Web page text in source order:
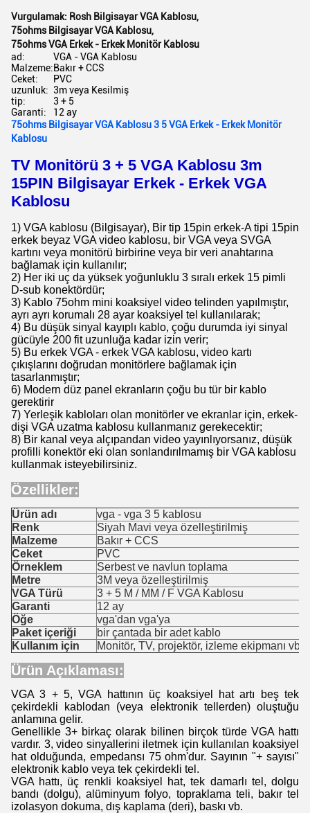
Vurgulamak: Rosh Bilgisayar VGA Kablosu,
75ohms Bilgisayar VGA Kablosu,
75ohms VGA Erkek - Erkek Monitör Kablosu
ad:
VGA - VGA Kablosu
Malzeme:Bakır + CCS
Ceket:
PVC
uzunluk: 3m veya Kesilmiş
tip:
3 + 5
Garanti:
12 ay
75ohms Bilgisayar VGA Kablosu 3 5 VGA Erkek - Erkek Monitör
Kablosu
TV Monitörü 3 + 5 VGA Kablosu 3m
15PIN Bilgisayar Erkek - Erkek VGA
Kablosu
1) VGA kablosu (Bilgisayar), Bir tip 15pin erkek-A tipi 15pin
erkek beyaz VGA video kablosu, bir VGA veya SVGA
kartını veya monitörü birbirine veya bir veri anahtarına
bağlamak için kullanılır;
2) Her iki uç da yüksek yoğunluklu 3 sıralı erkek 15 pimli
D-sub konektördür;
3) Kablo 75ohm mini koaksiyel video telinden yapılmıştır,
ayrı ayrı korumalı 28 ayar koaksiyel tel kullanılarak;
4) Bu düşük sinyal kayıplı kablo, çoğu durumda iyi sinyal
gücüyle 200 fit uzunluğa kadar izin verir;
5) Bu erkek VGA - erkek VGA kablosu, video kartı
çıkışlarını doğrudan monitörlere bağlamak için
tasarlanmıştır;
6) Modern düz panel ekranların çoğu bu tür bir kablo
gerektirir
7) Yerleşik kabloları olan monitörler ve ekranlar için, erkek-
dişi VGA uzatma kablosu kullanmanız gerekecektir;
8) Bir kanal veya alçıpandan video yayınlıyorsanız, düşük
profilli konektör eki olan sonlandırılmamış bir VGA kablosu
kullanmak isteyebilirsiniz.
Özellikler:
Ürün adı
vga - vga 3 5 kablosu
Renk
Siyah Mavi veya özelleştirilmiş
Malzeme
Bakır + CCS
Ceket
PVC
Örneklem
Serbest ve navlun toplama
Metre
3M veya özelleştirilmiş
VGA Türü
3 + 5 M / MM / F VGA Kablosu
Garanti
12 ay
Öğe
vga'dan vga'ya
Paket içeriği
bir çantada bir adet kablo
Kullanım için
Monitör, TV, projektör, izleme ekipmanı vb.
Ürün Açıklaması:
VGA 3 + 5, VGA hattının üç koaksiyel hat artı beş tek
çekirdekli kablodan (veya elektronik tellerden) oluştuğu
anlamına gelir.
Genellikle 3+ birkaç olarak bilinen birçok türde VGA hattı
vardır. 3, video sinyallerini iletmek için kullanılan koaksiyel
hat olduğunda, empedansı 75 ohm'dur. Sayının "+ sayısı"
elektronik kablo veya tek çekirdekli tel.
VGA hattı, üç renkli koaksiyel hat, tek damarlı tel, dolgu
bandı (dolgu), alüminyum folyo, topraklama teli, bakır tel
izolasyon dokuma, dış kaplama (deri), baskı vb.